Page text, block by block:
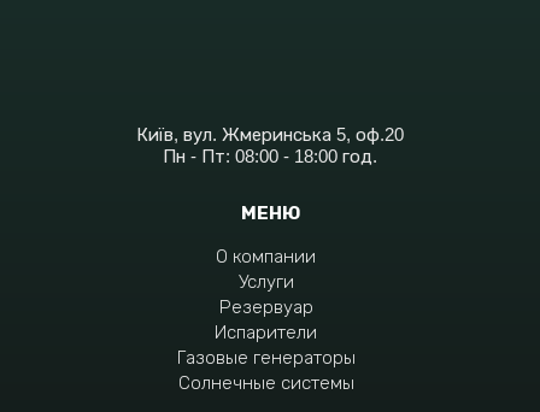
Київ, вул. Жмеринська 5, оф.20
Пн - Пт: 08:00 - 18:00 год.
МЕНЮ
О компании
Услуги
Резервуар
Испарители
Газовые генераторы
Солнечные системы